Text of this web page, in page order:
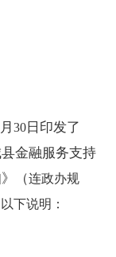
月 30日印发了
金融服务支持
（连政办规
下说明：